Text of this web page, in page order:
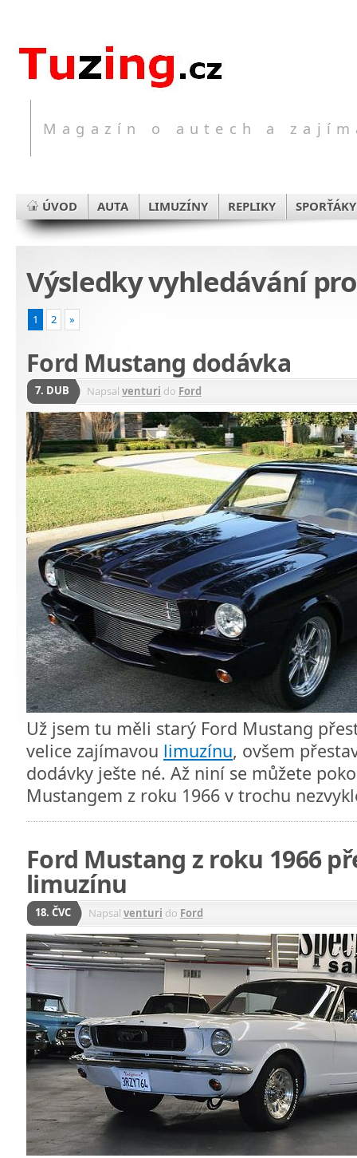
Magazín o autech a
ÚVOD AUTA LIMUZÍNY REPLIKY SPORŤÁKY
Výsledky vyhledávání
1 2 »
Ford Mustang dodávka
7. DUB Napsal venturi do Ford
Už jsem tu měli starý Ford Mustang
velice zajímavou limuzínu, ovšem
dodávky ješte né. Až niní se můžete
Mustangem z roku 1966 v trochu
Ford Mustang z roku 1966
limuzínu
18. ČVC Napsal venturi do Ford